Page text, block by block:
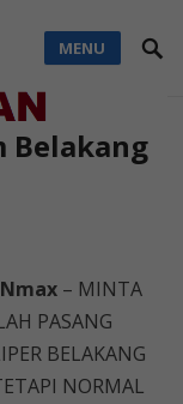
MENU
Belakang
– MINTA
PASANG
BELAKANG
NORMAL